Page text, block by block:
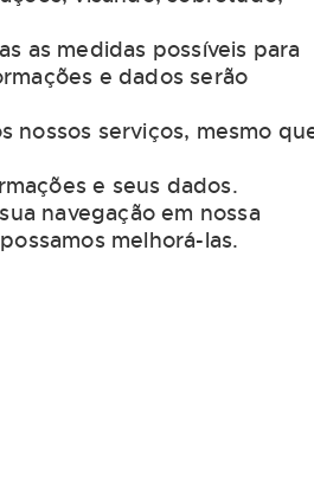
as medidas possíveis para
e dados serão
nossos serviços, mesmo
e seus dados.
navegação em nossa
melhorá-las.